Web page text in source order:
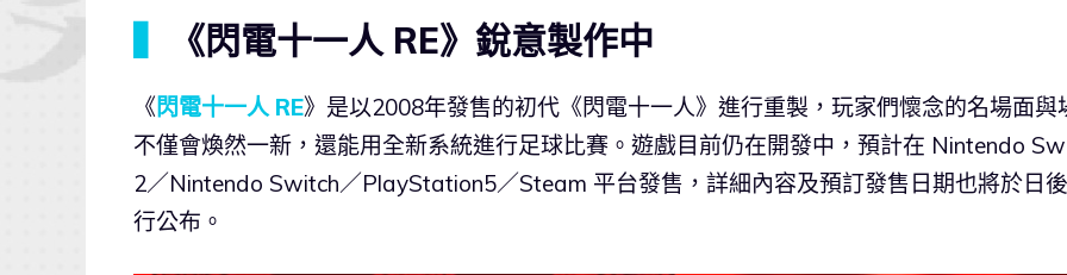
《閃電十一人 RE》銳意製作中
《 閃電十一人 RE》是以2008年發售的初代《閃電十一人》進行重製，玩家們懷念的名場面與
不僅會煥然一新，還能用全新系統進行足球比賽。遊戲目前仍在開發中，預計在 Nintendo
2／Nintendo Switch／PlayStation5／Steam 平台發售，詳細內容及預訂發售日期也將於日
行公布。